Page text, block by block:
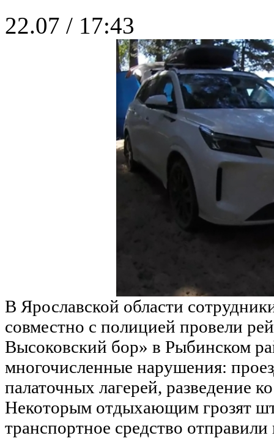
22.07 / 17:43
В Ярославской области
совместно с полицией провели
Высоковский бор» в Рыбинском
многочисленные нарушения:
палаточных лагерей, разведение
Некоторым отдыхающим грозят
транспортное средство